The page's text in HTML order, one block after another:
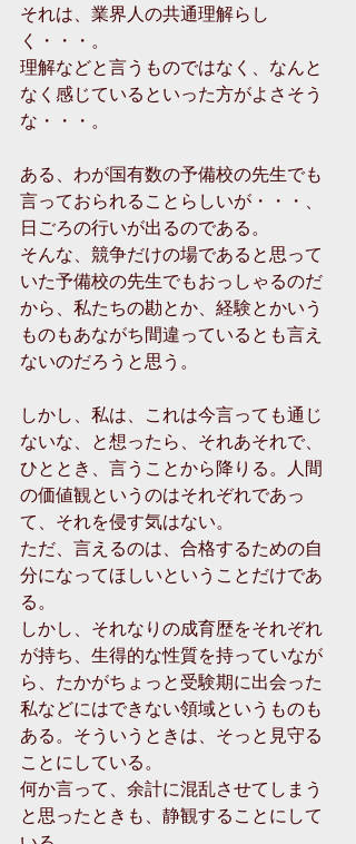
それは、業界人の共通理解らし
く・・・。
理解などと言うものではなく、なんと
なく感じているといった方がよさそう
な・・・。
ある、わが国有数の予備校の先生でも
言っておられることらしいが・・・、
日ごろの行いが出るのである。
そんな、競争だけの場であると思って
いた予備校の先生でもおっしゃるのだ
から、私たちの勘とか、経験とかいう
ものもあながち間違っているとも言え
ないのだろうと思う。
しかし、私は、これは今言っても通じ
ないな、と想ったら、それあそれで、
ひととき、言うことから降りる。人間
の価値観というのはそれぞれであっ
て、それを侵す気はない。
ただ、言えるのは、合格するための自
分になってほしいということだけであ
る。
しかし、それなりの成育歴をそれぞれ
が持ち、生得的な性質を持っていなが
ら、たかがちょっと受験期に出会った
私などにはできない領域というものも
ある。そういうときは、そっと見守る
ことにしている。
何か言って、余計に混乱させてしまう
と思ったときも、静観することにして